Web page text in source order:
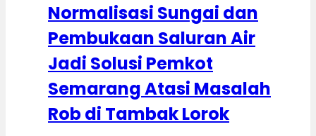
Normalisasi Sungai dan
Pembukaan Saluran Air
Jadi Solusi Pemkot
Semarang Atasi Masalah
Rob di Tambak Lorok